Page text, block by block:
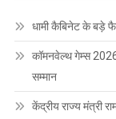
धामी कैबिनेट के बड़े
कॉमनवेल्थ गेम्स
सम्मान
केंद्रीय राज्य मंत्री